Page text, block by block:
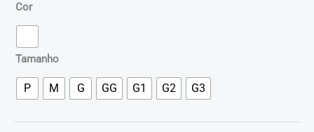
Cor
Tamanho
P M G GG G1 G2 G3